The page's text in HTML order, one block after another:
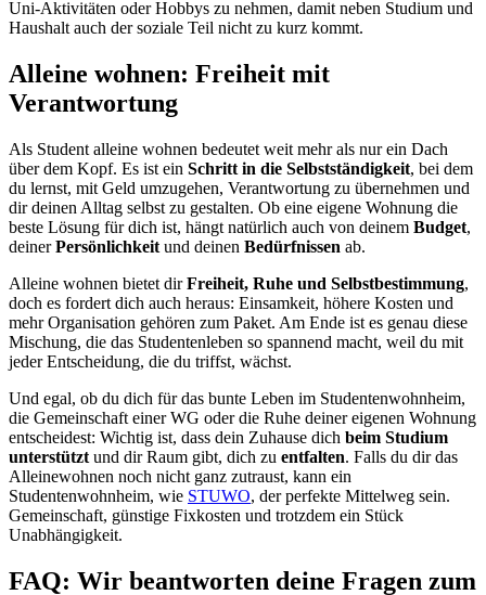
Uni-Aktivitäten oder Hobbys zu nehmen, damit neben Studium und
Haushalt auch der soziale Teil nicht zu kurz kommt.
Alleine wohnen: Freiheit mit
Verantwortung
Als Student alleine wohnen bedeutet weit mehr als nur ein Dach
über dem Kopf. Es ist ein Schritt in die Selbstständigkeit, bei dem
du lernst, mit Geld umzugehen, Verantwortung zu übernehmen und
dir deinen Alltag selbst zu gestalten. Ob eine eigene Wohnung die
beste Lösung für dich ist, hängt natürlich auch von deinem Budget,
deinerPersönlichkeit und deinen Bedürfnissen ab.
Alleine wohnen bietet dirFreiheit, Ruhe und Selbstbestimmung,
doch es fordert dich auch heraus: Einsamkeit, höhere Kosten und
mehr Organisation gehören zum Paket. Am Ende ist es genau diese
Mischung, die das Studentenleben so spannend macht, weil du mit
jeder Entscheidung, die du triffst, wächst.
Und egal, ob du dich für das bunte Leben im Studentenwohnheim,
die Gemeinschaft einer WG oder die Ruhe deiner eigenen Wohnung
entscheidest: Wichtig ist, dass dein Zuhause dich beim Studium
unterstützt und dir Raum gibt, dich zu entfalten. Falls du dir das
Alleinewohnen noch nicht ganz zutraust, kann ein
Studentenwohnheim, wie STUWO, der perfekte Mittelweg sein.
Gemeinschaft, günstige Fixkosten und trotzdem ein Stück
Unabhängigkeit.
FAQ: Wir beantworten deine Fragen zum